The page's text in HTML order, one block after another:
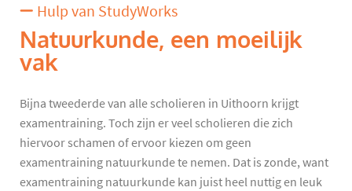
Hulp van StudyWorks
Natuurkunde, een moeilijk
vak
Bijna tweederde van alle scholieren in Uithoorn krijgt
examentraining. Toch zijn er veel scholieren die zich
hiervoor schamen of ervoor kiezen om geen
examentraining natuurkunde te nemen. Dat is zonde, want
examentraining natuurkunde kan juist heel nuttig en leuk